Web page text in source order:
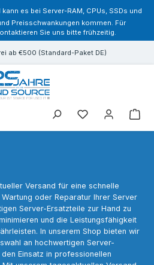
kann es bei Server-RAM, CPUs, SSDs und
Preisschwankungen kommen. Für
Sie uns bitte frühzeitig.
ab €500 (Standard-Paket DE)
Sie haben 0
Versand für eine schnelle
oder Reparatur Ihrer Server
Server-Ersatzteile zur Hand zu
und die Leistungsfähigkeit
In unserem Shop bieten wir
an hochwertigen Server-
Einsatz in professionellen